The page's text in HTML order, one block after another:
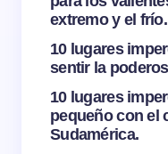
extremo y el frío.
10 lugares
sentir la
10 lugares
pequeño con el
Sudamérica.